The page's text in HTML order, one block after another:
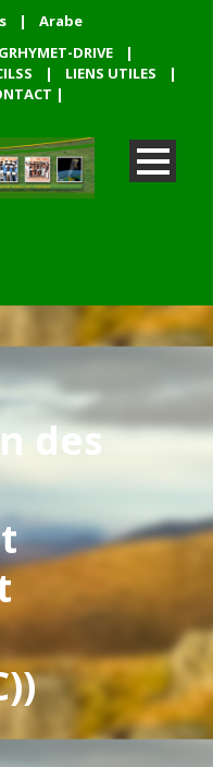
|
Arabe
DRIVE
|
| LIENS UTILES
|
|
des